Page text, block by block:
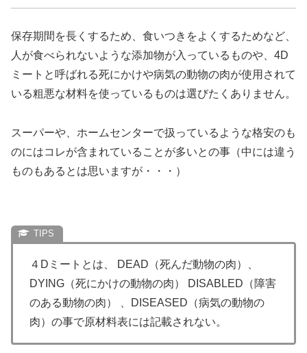
保存期間を長くするため、食いつきをよくするためなど、
人が食べられないような添加物が入っているものや、4D
ミートと呼ばれる死にかけや病気の動物の肉が使用されて
いる粗悪な材料を使っているものは選びたくありません。
スーパーや、ホームセンターで扱っているような格安のも
のにはコレが含まれていることが多いとの事（中には違う
ものもあるとは思いますが・・・）
４Dミートとは、 DEAD（死んだ動物の肉）、
DYING（死にかけの動物の肉） DISABLED（障害
のある動物の肉） 、DISEASED（病気の動物の
肉）の事で原材料表には記載されない。